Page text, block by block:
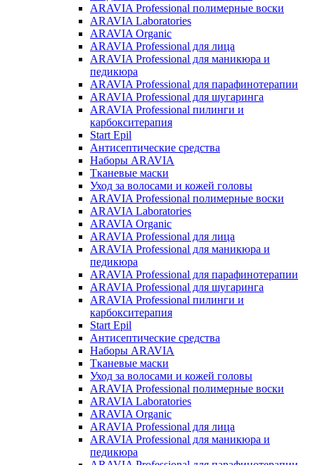
ARAVIA Professional полимерные воски
ARAVIA Laboratories
ARAVIA Organic
ARAVIA Professional для лица
ARAVIA Professional для маникюра и
педикюра
ARAVIA Professional для парафинотерапии
ARAVIA Professional для шугаринга
ARAVIA Professional пилинги и
карбокситерапия
Start Epil
Антисептические средства
Наборы ARAVIA
Тканевые маски
Уход за волосами и кожей головы
ARAVIA Professional полимерные воски
ARAVIA Laboratories
ARAVIA Organic
ARAVIA Professional для лица
ARAVIA Professional для маникюра и
педикюра
ARAVIA Professional для парафинотерапии
ARAVIA Professional для шугаринга
ARAVIA Professional пилинги и
карбокситерапия
Start Epil
Антисептические средства
Наборы ARAVIA
Тканевые маски
Уход за волосами и кожей головы
ARAVIA Professional полимерные воски
ARAVIA Laboratories
ARAVIA Organic
ARAVIA Professional для лица
ARAVIA Professional для маникюра и
педикюра